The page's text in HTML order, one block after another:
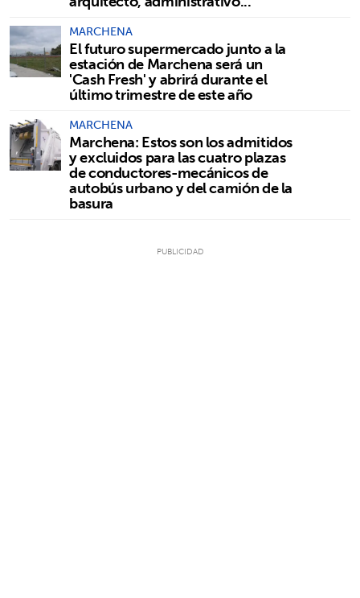
MARCHENA
El futuro supermercado junto a la
estación de Marchena será un
'Cash Fresh' y abrirá durante el
último trimestre de este año
MARCHENA
Marchena: Estos son los admitidos
y excluidos para las cuatro plazas
de conductores-mecánicos de
autobús urbano y del camión de la
basura